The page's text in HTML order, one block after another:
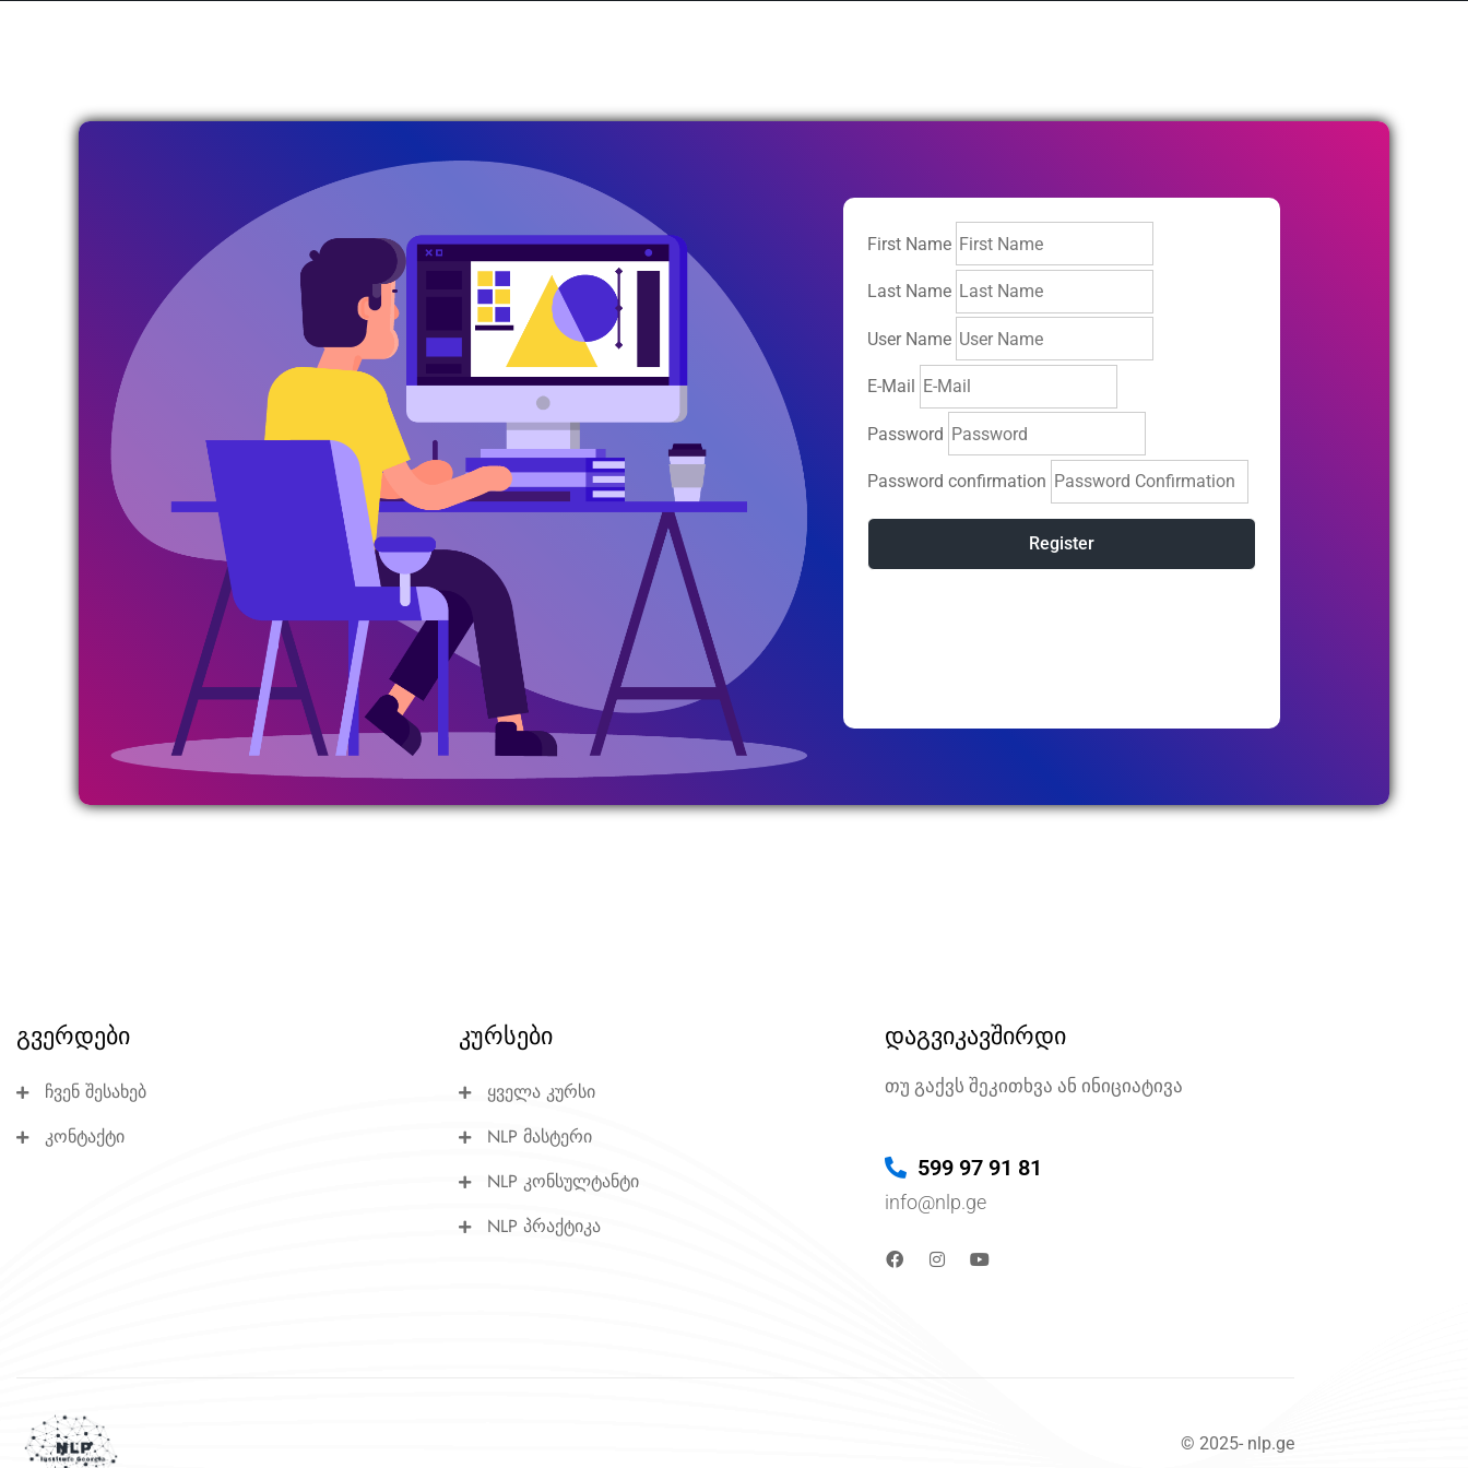
First Name
Last Name
User Name
E-Mail
Password
Password confirmation
Register
გვერდები
ჩვენ შესახებ
კონტაქტი
კურსები
ყველა კურსი
NLP მასტერი
NLP კონსულტანტი
NLP პრაქტიკა
დაგვიკავშირდი
თუ გაქვს შეკითხვა ან ინიციატივა
599 97 91 81
info@nlp.ge
© 2025- nlp.ge